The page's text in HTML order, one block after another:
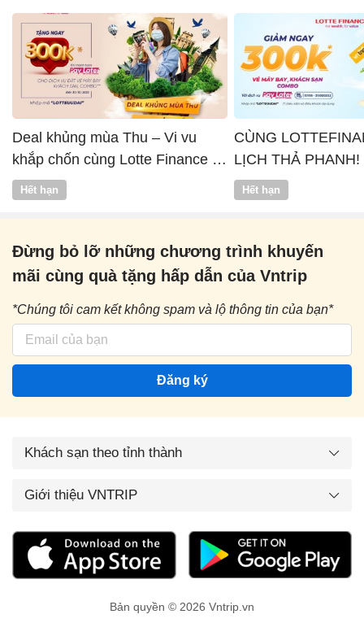
Deal khủng mùa Thu – Vi vu
khắp chốn cùng Lotte Finance x
Vntrip
Hết hạn
CÙNG
LỊCH THẢ PHANH!
Hết hạn
Đừng bỏ lỡ những chương trình khuyến
mãi cùng quà tặng hấp dẫn của Vntrip
*Chúng tôi cam kết không spam và lộ thông tin của bạn*
Đăng ký
Khách sạn theo tỉnh thành
Giới thiệu VNTRIP
Bản quyền © 2026 Vntrip.vn